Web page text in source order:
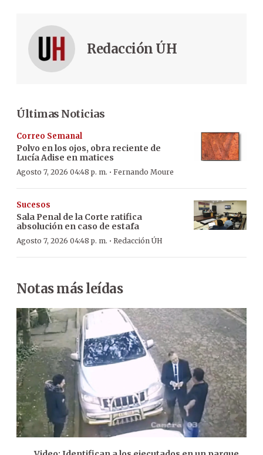
Redacción ÚH
Últimas Noticias
Correo Semanal
Polvo en los ojos, obra reciente de
Lucía Adise en matices
Agosto 7, 2026 04:48 p. m. · Fernando Moure
Sucesos
Sala Penal de la Corte ratifica
absolución en caso de estafa
Agosto 7, 2026 04:48 p. m. · Redacción ÚH
Notas más leídas